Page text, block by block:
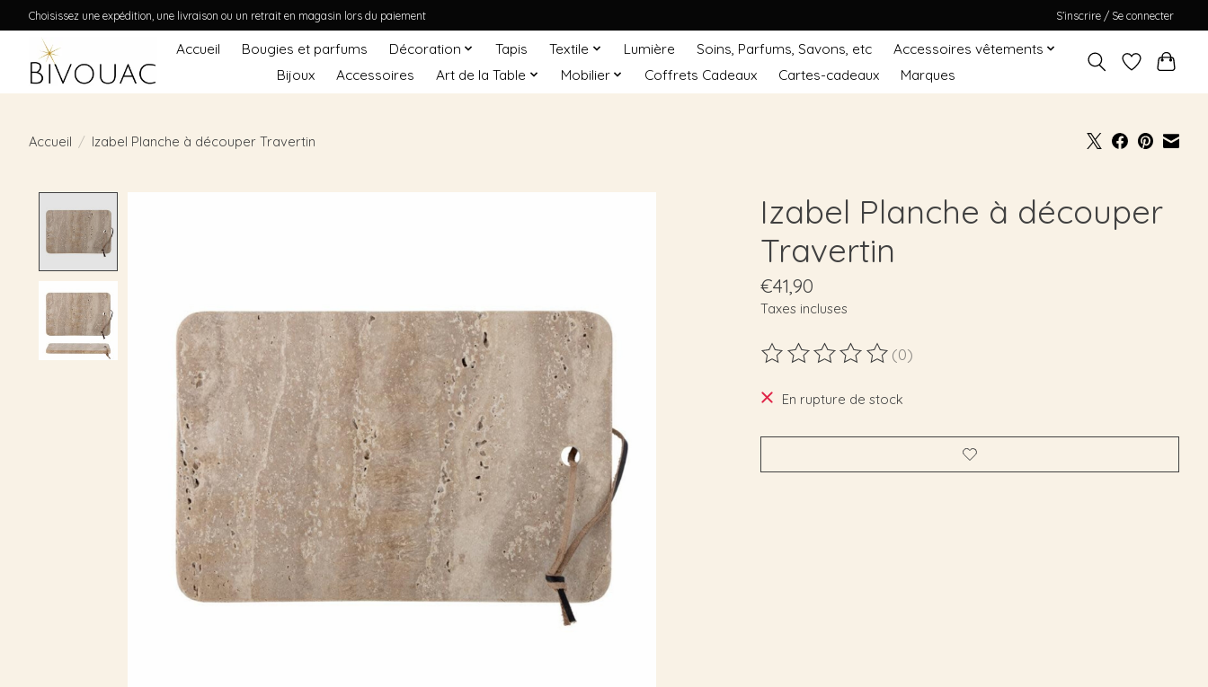
Choisissez une expédition, une livraison ou un retrait en magasin lors du paiement S’inscrire / Se connecter
Accueil Bougies et parfums Décoration Tapis Textile Lumière Soins, Parfums, Savons, etc
Accessoires vêtements
Bijoux
Accessoires Art de la Table Mobilier Coffrets Cadeaux Cartes-cadeaux Marques
Accueil / Izabel Planche à découper Travertin
Izabel Planche à découper
Travertin
€41,90
Taxes incluses
Ce produit est évalué à
(0)
En rupture de stock